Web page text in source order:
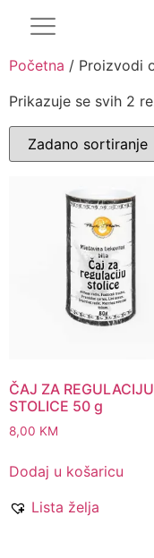
Početna / Proizvodi
Prikazuje se svih 2
ČAJ ZA REGULACIJU
STOLICE 50 g
8,00 KM
Dodaj u košaricu
Lista želja